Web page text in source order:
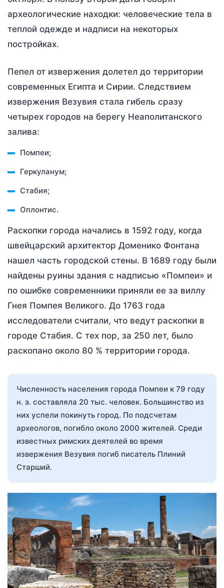
археологические находки: человеческие тела в
теплой одежде и надписи на некоторых
постройках.
Пепел от извержения долетел до территории
современных Египта и Сирии. Следствием
извержения Везувия стала гибель сразу
четырех городов на берегу Неаполитанского
залива:
Помпеи;
Геркуланум;
Стабия;
Оплонтис.
Раскопки города начались в 1592 году, когда
швейцарский архитектор Доменико Фонтана
нашел часть городской стены. В 1689 году были
найдены руины здания с надписью «Помпеи» и
по ошибке современники приняли ее за виллу
Гнея Помпея Великого. До 1763 года
исследователи считали, что ведут раскопки в
городе Стабия. С тех пор, за 250 лет, было
раскопано около 80 % территории города.
Численность населения города Помпеи к 79 году
н. э. составляла 20 тыс. человек. Большинство из
них успели покинуть город. По подсчетам
археологов, погибло около 2000 жителей. Среди
известных римских деятелей во время
извержения Везувия погиб писатель Плиний
Старший.